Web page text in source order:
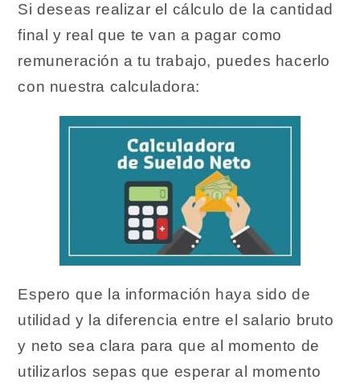
Si deseas realizar el cálculo de la cantidad
final y real que te van a pagar como
remuneración a tu trabajo, puedes hacerlo
con nuestra calculadora:
Espero que la información haya sido de
utilidad y la diferencia entre el salario bruto
y neto sea clara para que al momento de
utilizarlos sepas que esperar al momento